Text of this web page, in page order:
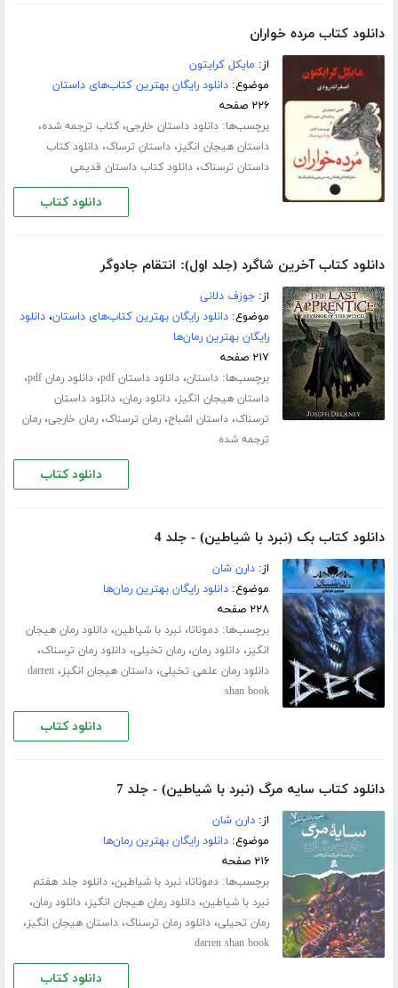
دانلود کتاب مرده خواران
از: مایکل کرایتون
موضوع:دانلود رایگان بهترین کتاب‌های داستان
۲۲۶ صفحه
برچسب‌ها:دانلود داستان خارجی،کتاب ترجمه شده،
داستان هیجان انگیز،داستان ترساک،دانلود کتاب
داستان ترسناک،دانلود کتاب داستان قدیمی
دانلود کتاب
دانلود کتاب آخرین شاگرد (جلد اول): انتقام جادوگر
از:جوزف دلانی
موضوع:دانلود رایگان بهترین کتاب‌های داستان،دانلود
رایگان بهترین رمان‌ها
۲۱۷ صفحه
برچسب‌ها:داستان،دانلود داستان pdf ،دانلود رمان pdf ،
داستان هیجان انگیز،دانلود رمان،دانلود داستان
ترسناک،داستان اشباح،رمان ترسناک،رمان خارجی،رمان
ترجمه شده
دانلود کتاب
دانلود کتاب بک (نبرد با شیاطین) - جلد 4
از:دارن شان
موضوع:دانلود رایگان بهترین رمان‌ها
۲۲۸ صفحه
برچسب‌ها:دموناتا،نبرد با شیاطین،دانلود رمان هیجان
انگیز،دانلود رمان،رمان تخیلی،دانلود رمان ترسناک،
دانلود رمان علمی تخیلی،داستان هیجان انگیز،darren
shan book
دانلود کتاب
دانلود کتاب سایه مرگ (نبرد با شیاطین) - جلد 7
از:دارن شان
موضوع:دانلود رایگان بهترین رمان‌ها
۲۱۶ صفحه
برچسب‌ها:دموناتا،نبرد با شیاطین،دانلود جلد هفتم
نبرد با شیاطین،دانلود رمان هیجان انگیز،دانلود رمان،
رمان تحیلی،دانلود رمان ترسناک،داستان هیجان انگیز،
darren shan book
دانلود کتاب